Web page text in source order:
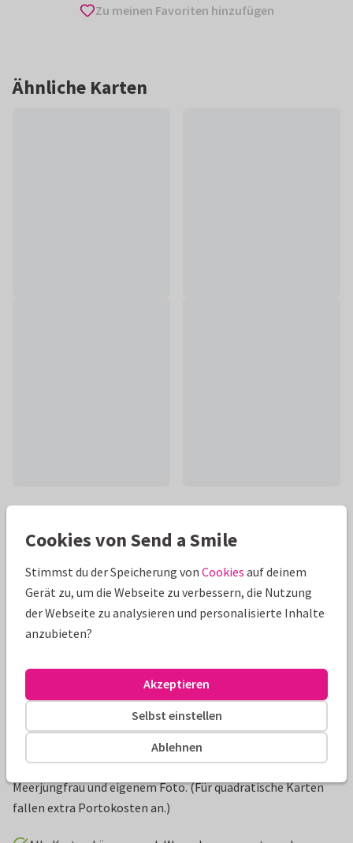
Zu meinen Favoriten hinzufügen
Ähnliche Karten
Schöne Extras zu deiner Karte
Produktinformation
Einladungskarte zum Kindergeburtstag mit Schildkröte,
Meerjungfrau und eigenem Foto. (Für quadratische Karten
fallen extra Portokosten an.)
Cookies von Send a Smile
Stimmst du der Speicherung von Cookies auf deinem
Gerät zu, um die Webseite zu verbessern, die Nutzung
der Webseite zu analysieren und personalisierte Inhalte
anzubieten?
Ablehnen
Selbst einstellen
Akzeptieren